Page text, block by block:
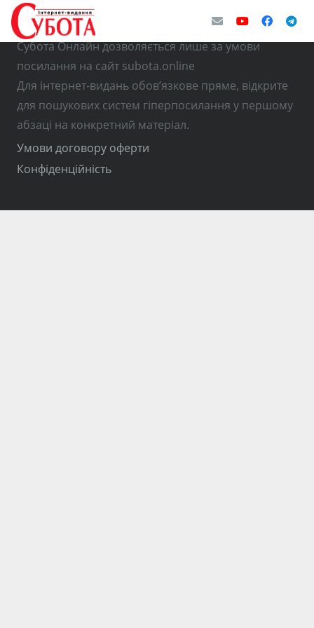
© Використання матеріалів з інтернет-видання
Субота Онлайн дозволяється лише за умови
посилання на сайт subota.online
Для інтернет-видань обов’язкове пряме, відкрите
для пошукових систем гіперпосилання у першому
абзаці на конкретний матеріал.
Умови договору оферти
Конфіденційність